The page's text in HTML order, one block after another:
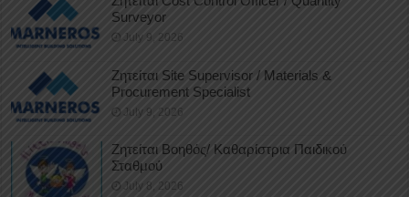
Surveyor
July 9, 2026
Ζητείται Site Supervisor / Materials &
Procurement Specialist
July 9, 2026
Ζητείται Βοηθός/ Καθαρίστρια Παιδικού
Σταθμού
July 8, 2026